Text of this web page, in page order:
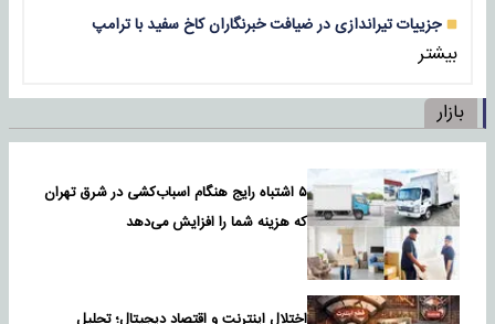
جزییات تیراندازی در ضیافت خبرنگاران کاخ سفید با ترامپ
بیشتر
بازار
۵ اشتباه رایج هنگام اسباب‌کشی در شرق تهران
که هزینه شما را افزایش می‌دهد